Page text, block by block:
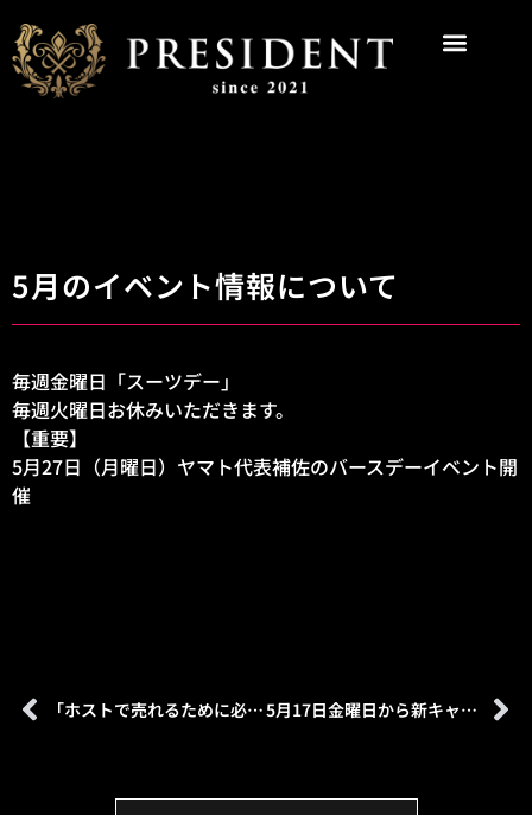
5月のイベント情報について
毎週金曜日「スーツデー」
毎週火曜日お休みいただきます。
【重要】
5月27日（月曜日）ヤマト代表補佐のバースデーイベント開
催
「ホストで売れるために必要なことNO5」を公開しました。 5月17日金曜日から新キャンペーン始動！！